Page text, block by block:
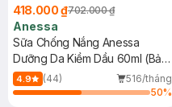
418.000 ₫702.000 ₫
Anessa
Sữa Chống Nắng Anessa
Dưỡng Da Kiềm Dầu 60ml (Bản
Mới)
4.9 (44)
516/tháng
50%